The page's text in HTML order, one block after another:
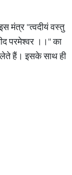
मंत्र ''त्वदीयं वस्तु
परमेश्वर ।।'' का
हैं। इसके साथ ही